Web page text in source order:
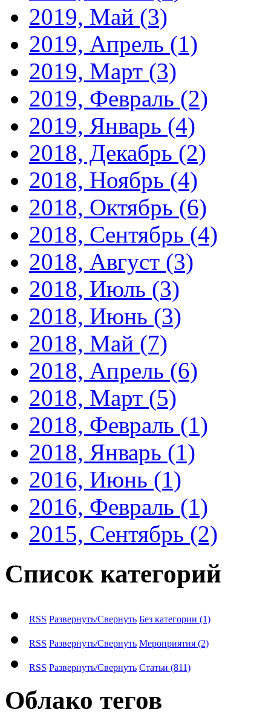
2019, Май (3)
2019, Апрель (1)
2019, Март (3)
2019, Февраль (2)
2019, Январь (4)
2018, Декабрь (2)
2018, Ноябрь (4)
2018, Октябрь (6)
2018, Сентябрь (4)
2018, Август (3)
2018, Июль (3)
2018, Июнь (3)
2018, Май (7)
2018, Апрель (6)
2018, Март (5)
2018, Февраль (1)
2018, Январь (1)
2016, Июнь (1)
2016, Февраль (1)
2015, Сентябрь (2)
Список категорий
RSS Развернуть/Свернуть Без категории (1)
RSS Развернуть/Свернуть Мероприятия (2)
RSS Развернуть/Свернуть Статьи (811)
Облако тегов